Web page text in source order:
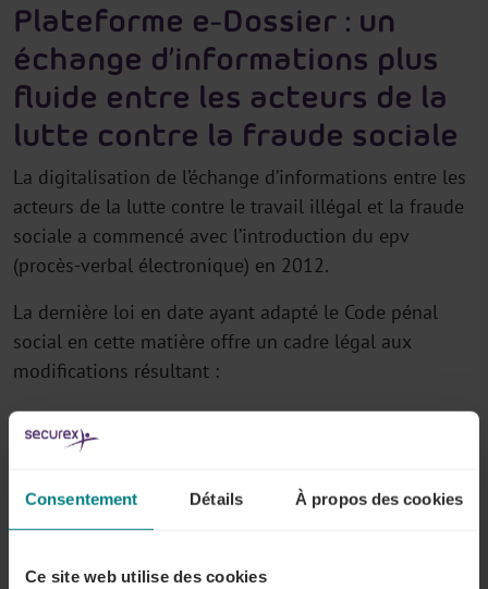
Consentement Détails À propos des cookies
Ce site web utilise des cookies
Plateforme e-Dossier : un
échange d’informations plus
fluide entre les acteurs de la
lutte contre la fraude sociale
La digitalisation de l’échange d’informations entre les
acteurs de la lutte contre le travail illégal et la fraude
sociale a commencé avec l’introduction du epv
(procès-verbal électronique) en 2012.
La dernière loi en date ayant adapté le Code pénal
social en cette matière offre un cadre légal aux
modifications résultant :
Desévolutions technologiques et
organisationnelles
électronique recommandé)
Et des développements dans le domaine de la
l’introduction du GDPR